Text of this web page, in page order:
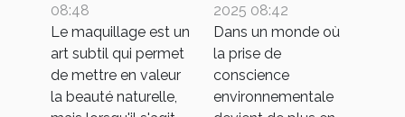
produits
adaptés sans
compromis sur
la qualité
08:48
Le maquillage est un
art subtil qui permet
de mettre en valeur
la beauté naturelle,
réduire l'impact
environnemental
de vos
cosmétiques
2025 08:42
Dans un monde où
la prise de
conscience
environnementale